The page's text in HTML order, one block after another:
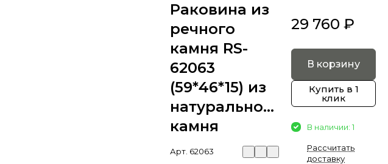
Раковина из
речного
камня RS-
62063
(59*46*15) из
натурального
камня
Арт. 62063
29 760 ₽
В корзину
Купить в 1
клик
В наличии: 1
Рассчитать
доставку